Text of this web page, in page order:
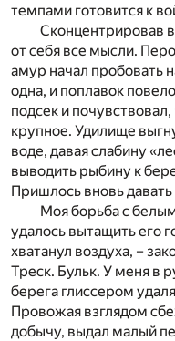
темпами готовится к
Сконцентрировав
от себя все мысли.
амур начал пробовать
одна, и поплавок
подсек и
крупное. Удилище
воде, давая слабину
выводить рыбину к
Пришлось вновь давать
Моя борьба с
удалось вытащить его
хватанул воздуха, –
Треск. Бульк. У меня в
берега глиссером
Провожая взглядом
добычу, выдал малый